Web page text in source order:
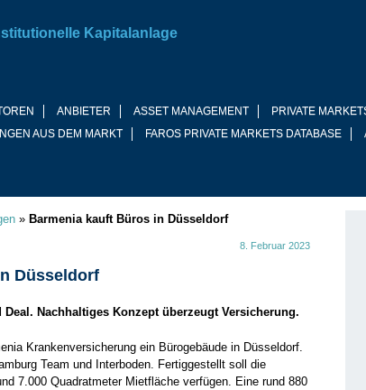
ANBIETER ASSET MANAGEMENT PRIVATE
AUS DEM MARKT
FAROS PRIVATE MARKETS DATABASE
Kapitalanlage
» Barmenia kauft Büros in Düsseldorf
8. Februar 2023
Düsseldorf
Deal. Nachhaltiges Konzept überzeugt Versicherung.
Krankenversicherung ein Bürogebäude in Düsseldorf.
Team und Interboden. Fertiggestellt soll die
7.000 Quadratmeter Mietfläche verfügen. Eine rund 880